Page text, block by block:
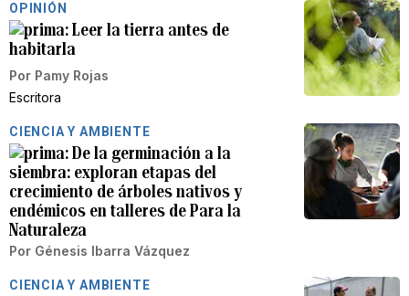
OPINIÓN
Leer la tierra antes de
habitarla
Por Pamy Rojas
Escritora
CIENCIA Y AMBIENTE
De la germinación a la
siembra: exploran etapas del
crecimiento de árboles nativos y
endémicos en talleres de Para la
Naturaleza
Por Génesis Ibarra Vázquez
CIENCIA Y AMBIENTE